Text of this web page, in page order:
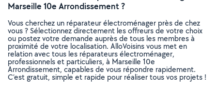
Marseille 10e Arrondissement ?
Vous cherchez un réparateur électroménager près de chez
vous ? Sélectionnez directement les offreurs de votre choix
ou postez votre demande auprès de tous les membres à
proximité de votre localisation. AlloVoisins vous met en
relation avec tous les réparateurs électroménager,
professionnels et particuliers, à Marseille 10e
Arrondissement, capables de vous répondre rapidement.
C’est gratuit, simple et rapide pour réaliser tous vos projets !